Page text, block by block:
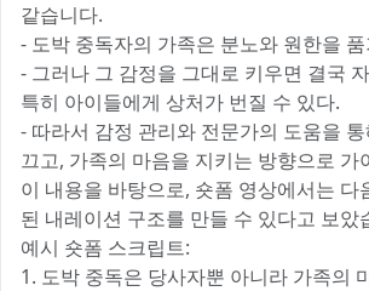
같습니다.
- 도박 중독자의 가족은 분노와 원한을
- 그러나 그 감정을 그대로 키우면 결국
특히 아이들에게 상처가 번질 수 있다.
- 따라서 감정 관리와 전문가의 도움을
끄고, 가족의 마음을 지키는 방향으로 가
이 내용을 바탕으로, 숏폼 영상에서는 다
된 내레이션 구조를 만들 수 있다고 보았
예시 숏폼 스크립트:
1. 도박 중독은 당사자뿐 아니라 가족의